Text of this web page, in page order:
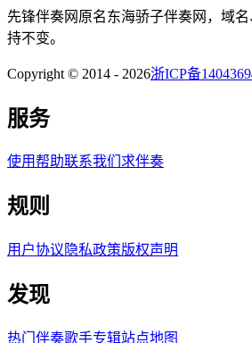
先锋伴奏网 原名东海骄子伴奏网 ，域
持不变。
Copyright © 2014 - 2026浙ICP备
服务
使用帮助联系我们 求伴奏
规则
用户协议 隐私政策版权声明
发现
热门伴奏歌手专辑站点地图